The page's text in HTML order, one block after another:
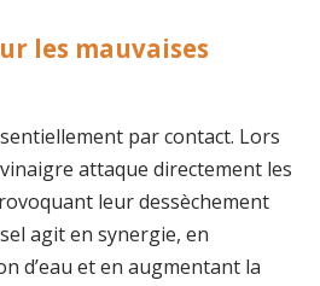
les mauvaises
par contact. Lors
attaque directement les
leur dessèchement
agit en synergie, en
d’eau et en augmentant la